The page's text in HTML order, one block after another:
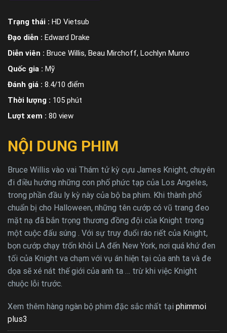
Trạng thái : HD Vietsub
Đạo diễn : Edward Drake
Diễn viên : Bruce Willis, Beau Mirchoff, Lochlyn Munro
Quốc gia : Mỹ
Đánh giá : 8.4/10 điểm
Thời lượng : 105 phút
Lượt xem : 80 view
NỘI DUNG PHIM
Bruce Willis vào vai Thám tử kỳ cựu James Knight, chuyên
đi điều hướng những con phố phức tạp của Los Angeles,
trong phần đầu ly kỳ này của bộ ba phim. Khi thành phố
chuẩn bị cho Halloween, những tên cướp có vũ trang đeo
mặt nạ đã bắn trọng thương đồng đội của Knight trong
một cuộc đấu súng . Với sự truy đuổi ráo riết của Knight,
bọn cướp chạy trốn khỏi LA đến New York, nơi quá khứ đen
tối của Knight va chạm với vụ án hiện tại của anh ta và đe
dọa sẽ xé nát thế giới của anh ta … trừ khi việc Knight
chuộc lỗi trước.
Xem thêm hàng ngàn bộ phim đặc sắc nhất tại phimmoi
plus3